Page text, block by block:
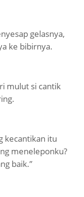
gelasnya,
ke bibirnya.
mulut si cantik
kecantikan itu
meneleponku?
baik.”